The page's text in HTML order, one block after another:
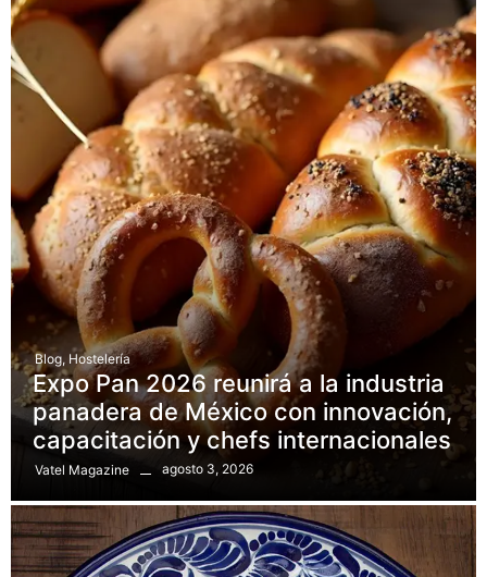
Blog, Hostelería
Expo Pan 2026 reunirá a la industria
panadera de México con innovación,
capacitación y chefs internacionales
Vatel Magazine agosto 3, 2026